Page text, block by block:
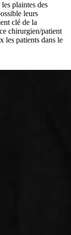
plaintes des
leurs
clé de la
chirurgien/patient
les patients dans le